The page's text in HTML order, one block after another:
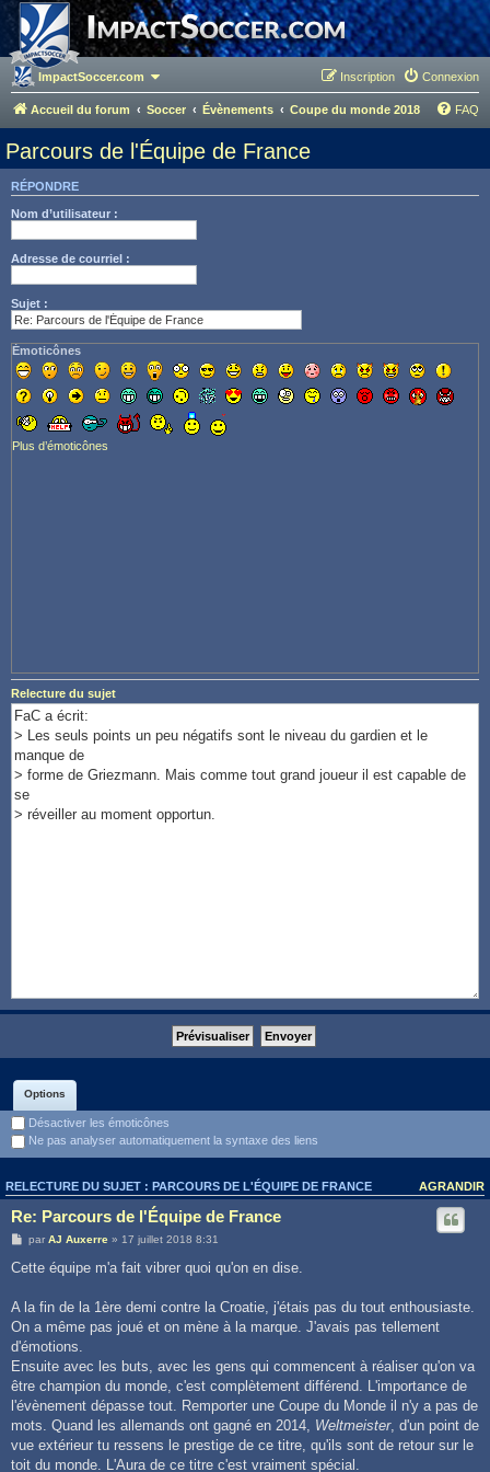
ImpactSoccer.com Connexion
Inscription
Accueil du forum Soccer Évènements Coupe du monde 2018 FAQ
Parcours de l'Équipe de France
RÉPONDRE
Nom d’utilisateur :
Adresse de courriel :
Sujet :
Émoticônes
Plus d’émoticônes
Relecture du sujet
Options
Désactiver les émoticônes
Ne pas analyser automatiquement la syntaxe des liens
AGRANDIR
RELECTURE DU SUJET : PARCOURS DE L'ÉQUIPE DE FRANCE
Re: Parcours de l'Équipe de France
par AJ Auxerre» 17 juillet 2018 8:31
Cette équipe m'a fait vibrer quoi qu'on en dise.
A la fin de la 1ère demi contre la Croatie, j'étais pas du tout enthousiaste.
On a même pas joué et on mène à la marque. J'avais pas tellement
d'émotions.
Ensuite avec les buts, avec les gens qui commencent à réaliser qu'on va
être champion du monde, c'est complètement différend. L'importance de
l'évènement dépasse tout. Remporter une Coupe du Monde il n'y a pas de
mots. Quand les allemands ont gagné en 2014, Weltmeister, d'un point de
vue extérieur tu ressens le prestige de ce titre, qu'ils sont de retour sur le
toit du monde. L'Aura de ce titre c'est vraiment spécial.